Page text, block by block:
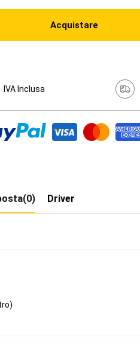
Acquistare
IVA Inclusa
Driver